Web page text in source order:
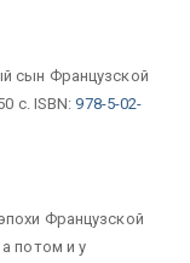
сын Французской
с. ISBN: 978-5-02-
Французской
потом и у